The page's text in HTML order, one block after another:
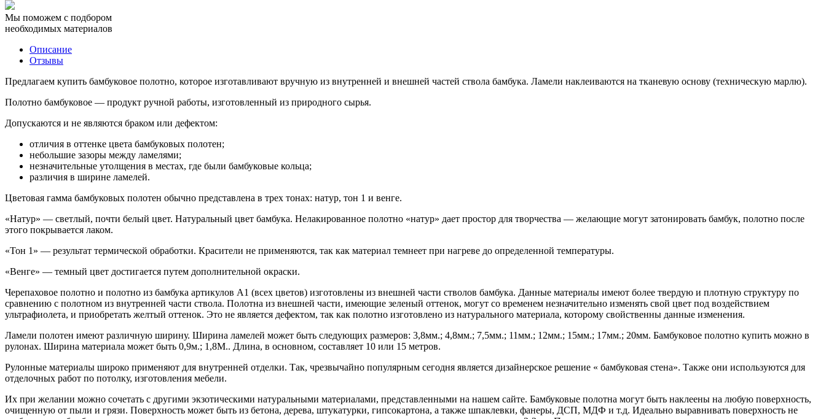
Мы поможем с подбором
необходимых материалов
Описание
Отзывы
Предлагаем купить бамбуковое полотно, которое изготавливают вручную из внутренней и внешней частей ствола бамбука. Ламели наклеиваются на тканевую основу (техническую марлю).
Полотно бамбуковое — продукт ручной работы, изготовленный из природного сырья.
Допускаются и не являются браком или дефектом:
отличия в оттенке цвета бамбуковых полотен;
небольшие зазоры между ламелями;
незначительные утолщения в местах, где были бамбуковые кольца;
различия в ширине ламелей.
Цветовая гамма бамбуковых полотен обычно представлена в трех тонах: натур, тон 1 и венге.
«Натур» — светлый, почти белый цвет. Натуральный цвет бамбука. Нелакированное полотно «натур» дает простор для творчества — желающие могут затонировать бамбук, полотно после
этого покрывается лаком.
«Тон 1» — результат термической обработки. Красители не применяются, так как материал темнеет при нагреве до определенной температуры.
«Венге» — темный цвет достигается путем дополнительной окраски.
Черепаховое полотно и полотно из бамбука артикулов А1 (всех цветов) изготовлены из внешней части стволов бамбука. Данные материалы имеют более твердую и плотную структуру по
сравнению с полотном из внутренней части ствола. Полотна из внешней части, имеющие зеленый оттенок, могут со временем незначительно изменять свой цвет под воздействием
ультрафиолета, и приобретать желтый оттенок. Это не является дефектом, так как полотно изготовлено из натурального материала, которому свойственны данные изменения.
Ламели полотен имеют различную ширину. Ширина ламелей может быть следующих размеров: 3,8мм.; 4,8мм.; 7,5мм.; 11мм.; 12мм.; 15мм.; 17мм.; 20мм. Бамбуковое полотно купить можно в
рулонах. Ширина материала может быть 0,9м.; 1,8М.. Длина, в основном, составляет 10 или 15 метров.
Рулонные материалы широко применяют для внутренней отделки. Так, чрезвычайно популярным сегодня является дизайнерское решение « бамбуковая стена». Также они используются для
отделочных работ по потолку, изготовления мебели.
Их при желании можно сочетать с другими экзотическими натуральными материалами, представленными на нашем сайте. Бамбуковые полотна могут быть наклеены на любую поверхность,
очищенную от пыли и грязи. Поверхность может быть из бетона, дерева, штукатурки, гипсокартона, а также шпаклевки, фанеры, ДСП, МДФ и т.д. Идеально выравнивать поверхность не